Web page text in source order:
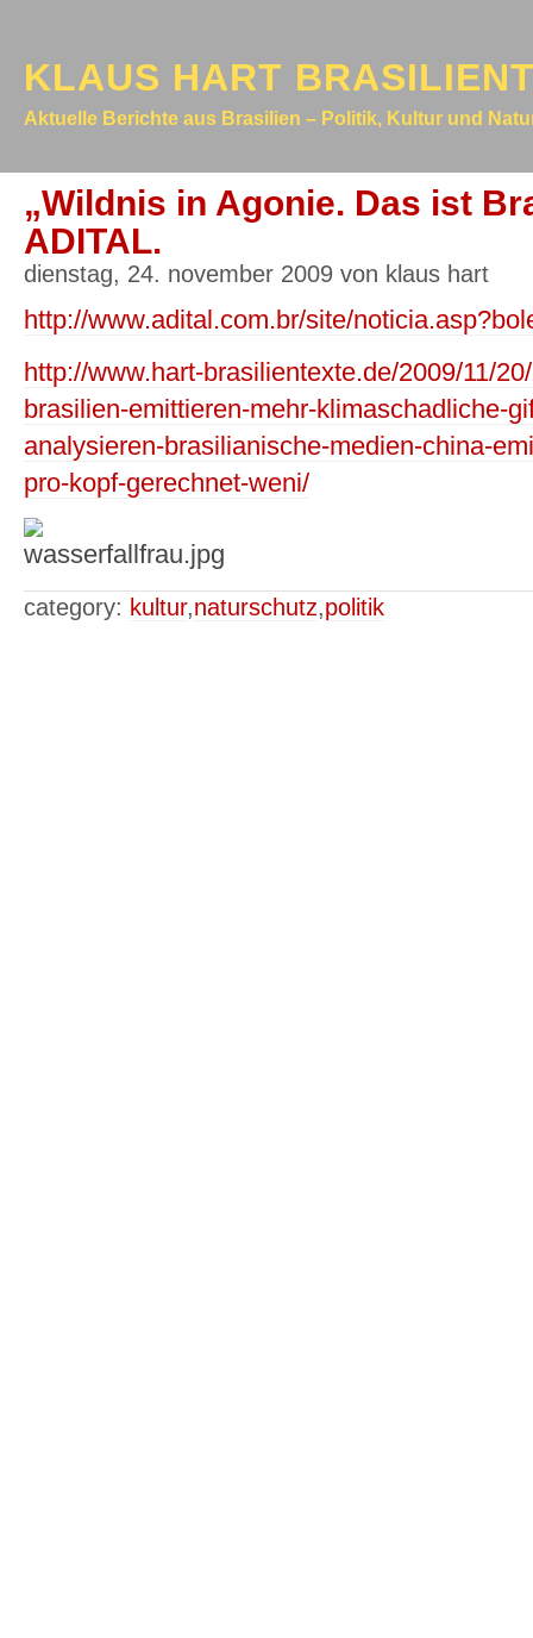
KLAUS HART
Aktuelle Berichte aus Brasilien – Politik, Kultur und
„Wildnis in Agonie. Das ist
ADITAL.
dienstag, 24. november 2009 von klaus hart
http://www.adital.com.br/site/
http://www.hart-brasilientexte.de/2009/11/
brasilien-emittieren-mehr-klimaschadliche-
analysieren-brasilianische-medien-china-
pro-kopf-gerechnet-weni/
category: kultur,naturschutz,politik